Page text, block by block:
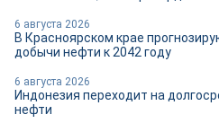
6 августа 2026
В Красноярском крае
добычи нефти к 2042 году
6 августа 2026
Индонезия переходит на
нефти